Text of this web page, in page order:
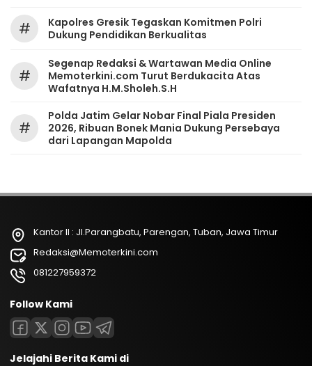
#
Kapolres Gresik Tegaskan Komitmen Polri
Dukung Pendidikan Berkualitas
#
Segenap Redaksi & Wartawan Media Online
Memoterkini.com Turut Berdukacita Atas
Wafatnya H.M.Sholeh.S.H
#
Polda Jatim Gelar Nobar Final Piala Presiden
2026, Ribuan Bonek Mania Dukung Persebaya
dari Lapangan Mapolda
Kantor II : Jl.Parangbatu, Parengan, Tuban, Jawa Timur
Redaksi@Memoterkini.com
081227959372
Follow Kami
Jelajahi Berita Kami di